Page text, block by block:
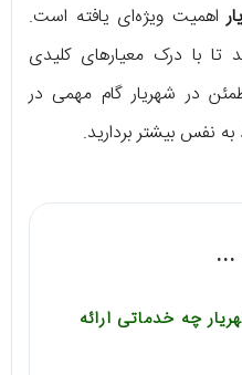
اهمیت ویژه‌ای یافته است.
با درک معیارهای کلیدی
در شهریار گام مهمی در
نفس بیشتر بردارید.
چه خدماتی ارائه